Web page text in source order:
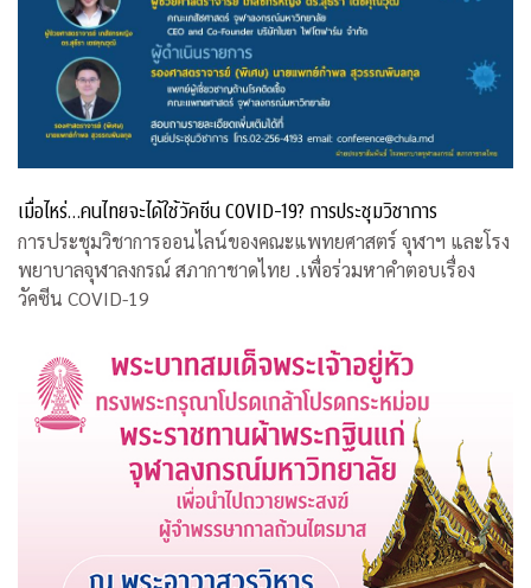
เมื่อไหร่…คนไทยจะได้ใช้วัคซีน COVID-19? การประชุมวิชาการ
การประชุมวิชาการออนไลน์ของคณะแพทยศาสตร์ จุฬาฯ และโรง
พยาบาลจุฬาลงกรณ์ สภากาชาดไทย .เพื่อร่วมหาคำตอบเรื่อง
วัคซีน COVID-19